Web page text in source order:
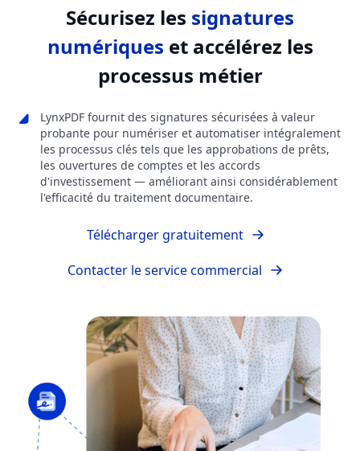
Sécurisez les signatures
numériques et accélérez les
processus métier
LynxPDF fournit des signatures sécurisées à valeur
probante pour numériser et automatiser intégralement
les processus clés tels que les approbations de prêts,
les ouvertures de comptes et les accords
d'investissement — améliorant ainsi considérablement
l'efficacité du traitement documentaire.
Télécharger gratuitement
Contacter le service commercial